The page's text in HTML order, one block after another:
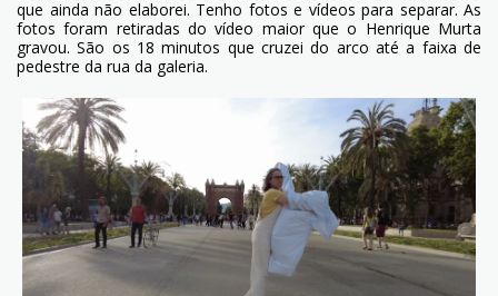
que ainda não elaborei. Tenho fotos e vídeos para separar. As
fotos foram retiradas do vídeo maior que o Henrique Murta
gravou. São os 18 minutos que cruzei do arco até a faixa de
pedestre da rua da galeria.